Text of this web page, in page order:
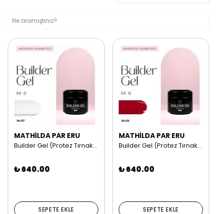
MATHİLDA PAR ERU
Builder Gel (Protez Tırnak Jeli) | 30G NO: 07
₺ 640.00
SEPETE EKLE
MATHİLDA PAR ERU
Builder Gel (Protez Tırnak Jeli) | 30G NO: 06
₺ 640.00
SEPETE EKLE